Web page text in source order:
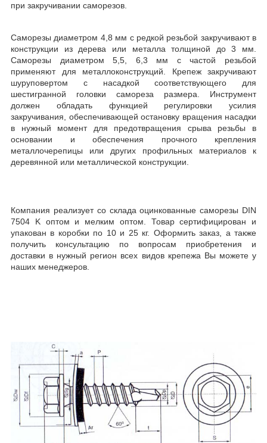
при закручивании саморезов.
Саморезы диаметром 4,8 мм с редкой резьбой закручивают в
конструкции из дерева или металла толщиной до 3 мм.
Саморезы диаметром 5,5, 6,3 мм с частой резьбой
применяют для металлоконструкций. Крепеж закручивают
шуруповертом с насадкой соответствующего для
шестигранной головки самореза размера. Инструмент
должен обладать функцией регулировки усилия
закручивания, обеспечивающей остановку вращения насадки
в нужный момент для предотвращения срыва резьбы в
основании и обеспечения прочного крепления
металлочерепицы или других профильных материалов к
деревянной или металлической конструкции.
Компания реализует со склада оцинкованные саморезы DIN
7504 K оптом и мелким оптом. Товар сертифицирован и
упакован в коробки по 10 и 25 кг. Оформить заказ, а также
получить консультацию по вопросам приобретения и
доставки в нужный регион всех видов крепежа Вы можете у
наших менеджеров.